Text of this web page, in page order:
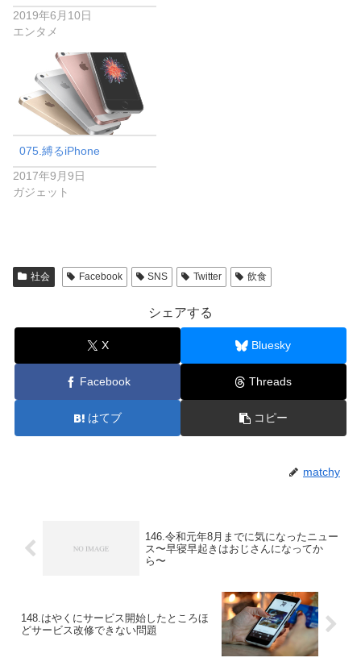
2019年6月10日
エンタメ
075.縛るiPhone
2017年9月9日
ガジェット
社会 Facebook SNS Twitter 飲食
シェアする
X Bluesky
Facebook Threads
はてブ コピー
matchy
146.令和元年8月までに気になったニュー
ス〜早寝早起きはおじさんになってか
ら〜
148.はやくにサービス開始したところほ
どサービス改修できない問題